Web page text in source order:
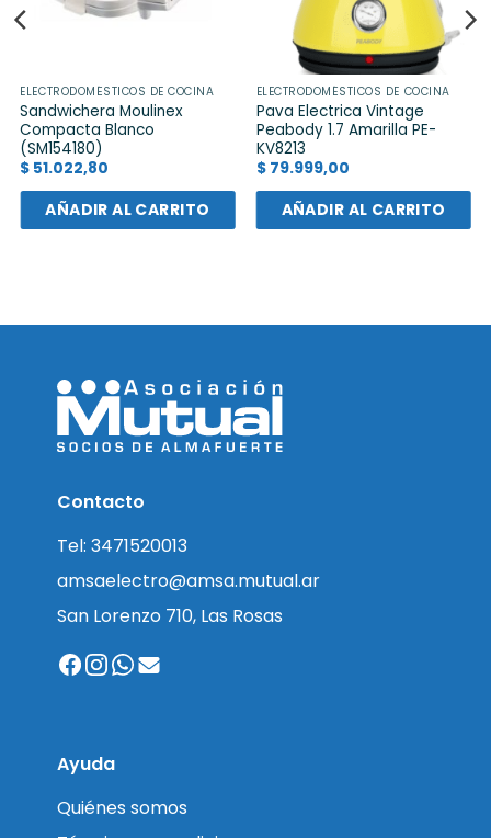
ELECTRODOMÉSTICOS DE COCINA
Sandwichera Moulinex
Compacta Blanco
(SM154180)
$ 51.022,80
AÑADIR AL CARRITO
ELECTRODOMÉSTICOS DE COCINA
Pava Electrica Vintage
Peabody 1.7 Amarilla PE-
KV8213
$79.999,00
AÑADIR AL CARRITO
Contacto
Tel: 3471520013
amsaelectro@amsa.mutual.ar
San Lorenzo 710, Las Rosas
Ayuda
Quiénes somos